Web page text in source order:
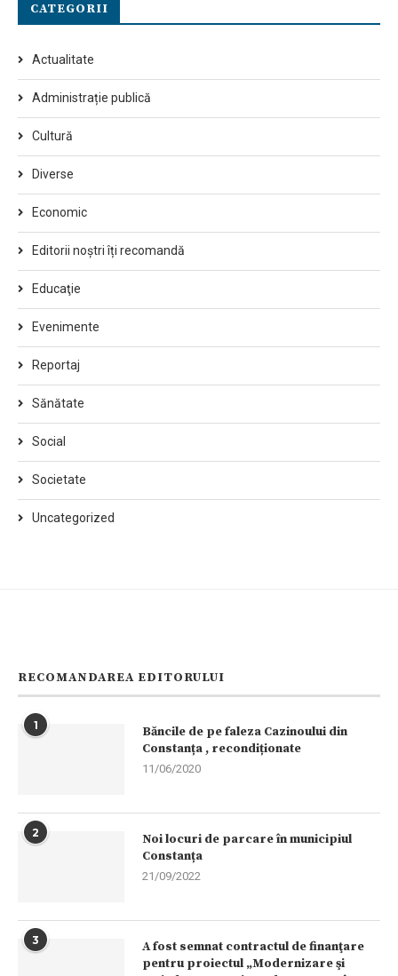
CATEGORII
Actualitate
Administrație publică
Cultură
Diverse
Economic
Editorii noștri îți recomandă
Educaţie
Evenimente
Reportaj
Sănătate
Social
Societate
Uncategorized
RECOMANDAREA EDITORULUI
1
Băncile de pe faleza Cazinoului din
Constanța , recondiționate
11/06/2020
2
Noi locuri de parcare în municipiul
Constanța
21/09/2022
3
A fost semnat contractul de finanţare
pentru proiectul „Modernizare şi